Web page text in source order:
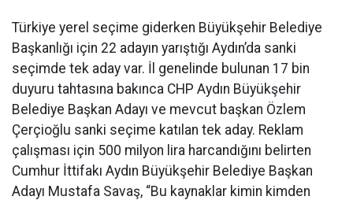
Türkiye yerel seçime giderken Büyükşehir Belediye
Başkanlığı için 22 adayın yarıştığı Aydın’da sanki
seçimde tek aday var. İl genelinde bulunan 17 bin
duyuru tahtasına bakınca CHP Aydın Büyükşehir
Belediye Başkan Adayı ve mevcut başkan Özlem
Çerçioğlu sanki seçime katılan tek aday. Reklam
çalışması için 500 milyon lira harcandığını belirten
Cumhur İttifakı Aydın Büyükşehir Belediye Başkan
Adayı Mustafa Savaş, “Bu kaynaklar kimin kimden